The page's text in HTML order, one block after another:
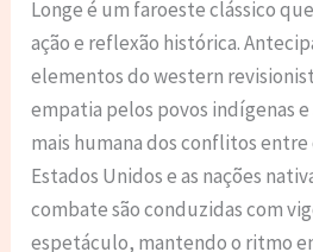
Longe é um faroeste clássico
ação e reflexão histórica.
elementos do western
empatia pelos povos indígenas
mais humana dos conflitos entre
Estados Unidos e as nações
combate são conduzidas com
espetáculo, mantendo o ritmo